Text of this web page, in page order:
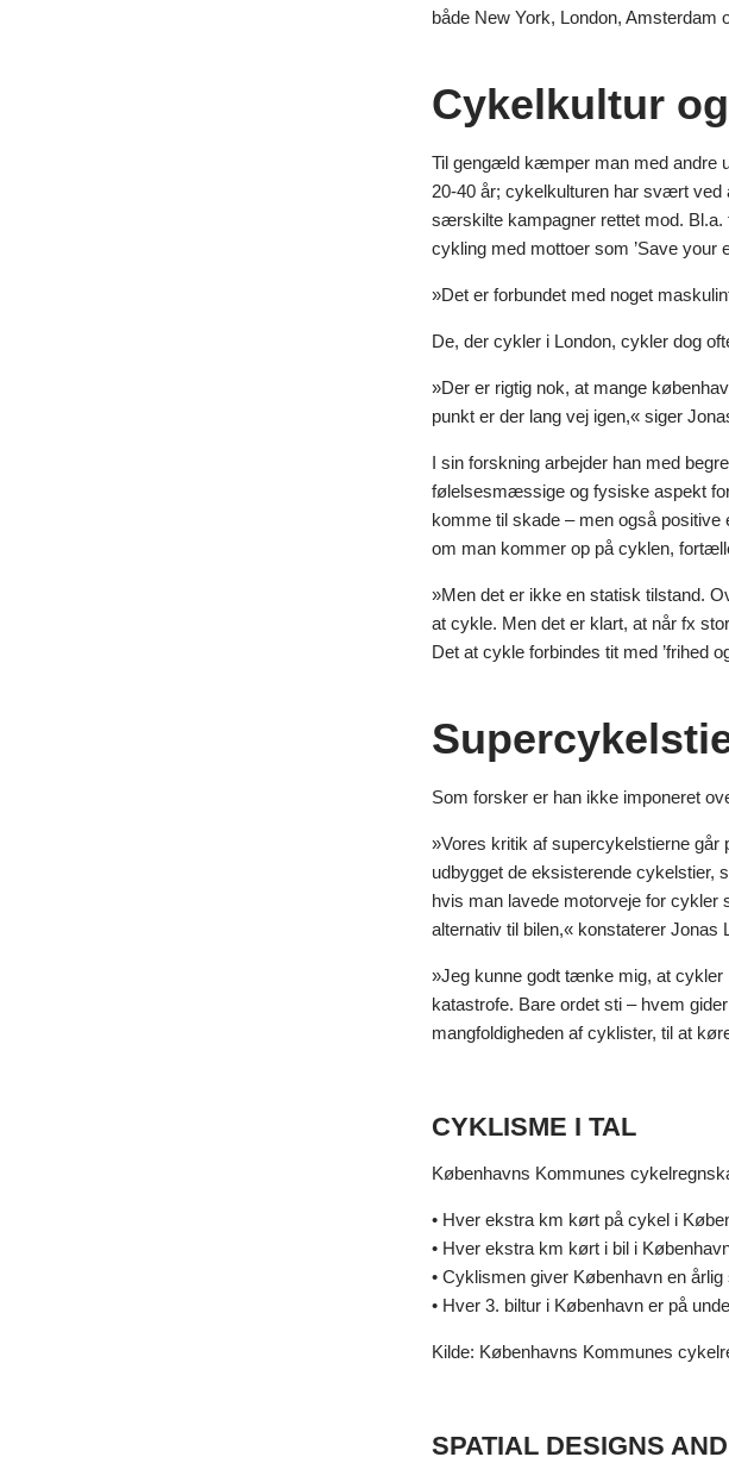
både New York, London, Amsterdam
Cykelkultur og
Til gengæld kæmper man med andre
20-40 år; cykelkulturen har svært
særskilte kampagner rettet mod. Bl.a.
cykling med mottoer som ’Save your
»Det er forbundet med noget
De, der cykler i London, cykler dog
»Der er rigtig nok, at mange
punkt er der lang vej igen,« siger
I sin forskning arbejder han med
følelsesmæssige og fysiske aspekt
komme til skade – men også positive
om man kommer op på cyklen,
»Men det er ikke en statisk tilstand.
at cykle. Men det er klart, at når fx
Det at cykle forbindes tit med ’frihed
Som forsker er han ikke imponeret
»Vores kritik af supercykelstierne går
udbygget de eksisterende cykelstier,
hvis man lavede motorveje for cykler
alternativ til bilen,« konstaterer Jonas
»Jeg kunne godt tænke mig, at cykler
katastrofe. Bare ordet sti – hvem
mangfoldigheden af cyklister, til at
CYKLISME I TAL
Københavns Kommunes
• Hver ekstra km kørt på cykel i
• Hver ekstra km kørt i bil i
• Cyklismen giver København en
• Hver 3. biltur i København er på
Kilde: Københavns Kommunes
SPATIAL DESIGNS